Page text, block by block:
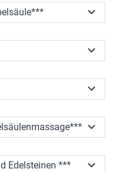




Edelsteinen *** 